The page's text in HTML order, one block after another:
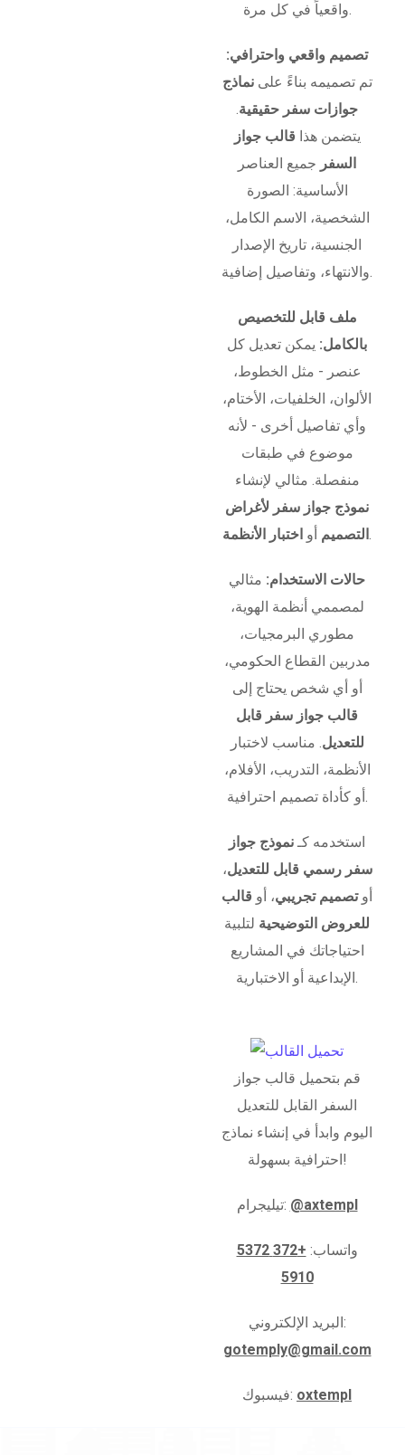
واقعياً في كل مرة.
تصميم واقعي واحترافي:
تم تصميمه بناءً علىنماذج
جوازات سفر حقيقية.
يتضمن هذا قالب جواز
السفر جميع العناصر
الأساسية: الصورة
الشخصية، الاسم الكامل،
الجنسية، تاريخ الإصدار
والانتهاء، وتفاصيل إضافية.
ملف قابل للتخصيص
بالكامل: يمكن تعديل كل
عنصر - مثل الخطوط،
الألوان، الخلفيات، الأختام،
وأي تفاصيل أخرى - لأنه
موضوع في طبقات
منفصلة. مثالي لإنشاء
نموذج جواز سفر لأغراض
التصميم أو اختبار الأنظمة .
حالات الاستخدام: مثالي
لمصممي أنظمة الهوية،
مطوري البرمجيات،
مدربين القطاع الحكومي،
أو أي شخص يحتاج إلى
قالب جواز سفر قابل
للتعديل. مناسب لاختبار
الأنظمة، التدريب، الأفلام،
أو كأداة تصميم احترافية.
استخدمه كـنموذج جواز
سفر رسمي قابل للتعديل،
أوتصميم تجريبي، أو قالب
للعروض التوضيحية لتلبية
احتياجاتك في المشاريع
الإبداعية أو الاختبارية.
قم بتحميل قالب جواز
السفر القابل للتعديل
اليوم وابدأ في إنشاء نماذج
احترافية بسهولة!
تيليجرام: @axtempl
واتساب:
+372 5372
5910
البريد الإلكتروني:
gotemply@gmail.com
فيسبوك: oxtempl